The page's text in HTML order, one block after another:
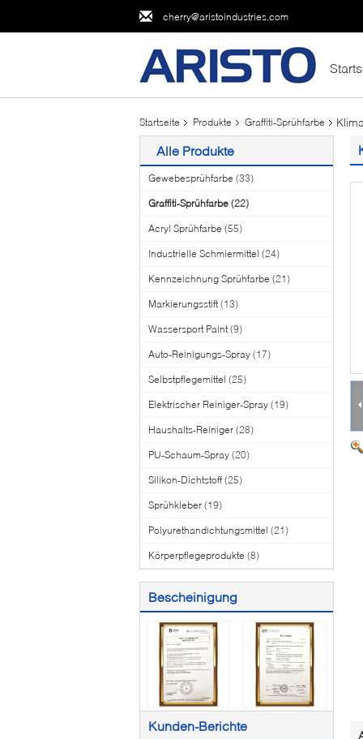
cherry@aristoindustries.com
Startseite Produkte Graffiti-Sprühfarbe
Alle Produkte
Gewebesprühfarbe (33)
Graffiti-Sprühfarbe (22)
Acryl Sprühfarbe (55)
Industrielle Schmiermittel (24)
Kennzeichnung Sprühfarbe (21)
Markierungsstift (13)
Wassersport Paint (9)
Auto-Reinigungs-Spray (17)
Selbstpflegemittel (25)
Elektrischer Reiniger-Spray (19)
Haushalts-Reiniger (28)
PU-Schaum-Spray (20)
Silikon-Dichtstoff (25)
Sprühkleber (19)
Polyurethandichtungsmittel (21)
Körperpflegeprodukte (8)
Bescheinigung
Kunden-Berichte